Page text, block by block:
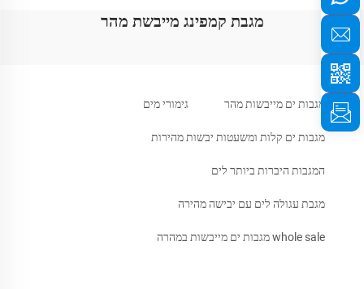
מגבת קמפינג מייבשת מהר
מגבות ים מייבשות מהר גימורי מים
מגבות ים קלות ומשעטות יבשות מהירות
המגבות היברות ביותר לים
מגבת עגולה לים עם יבישה מהירה
whole sale מגבות ים מייבשות במהרה